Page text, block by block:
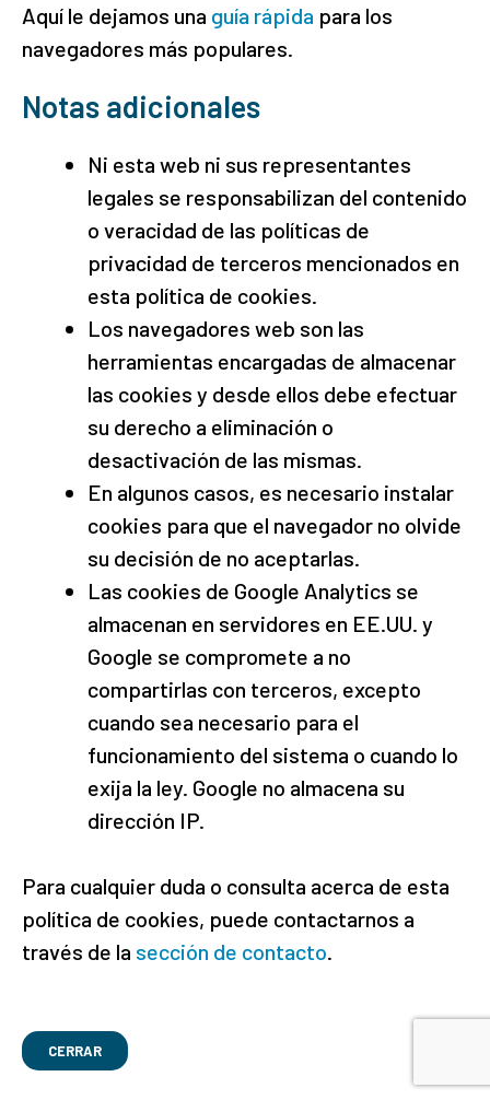
Aquí le dejamos una guía rápida para los
navegadores más populares.
Notas adicionales
Ni esta web ni sus representantes
legales se responsabilizan del contenido
o veracidad de las políticas de
privacidad de terceros mencionados en
esta política de cookies.
Los navegadores web son las
herramientas encargadas de almacenar
las cookies y desde ellos debe efectuar
su derecho a eliminación o
desactivación de las mismas.
En algunos casos, es necesario instalar
cookies para que el navegador no olvide
su decisión de no aceptarlas.
Las cookies de Google Analytics se
almacenan en servidores en EE.UU. y
Google se compromete a no
compartirlas con terceros, excepto
cuando sea necesario para el
funcionamiento del sistema o cuando lo
exija la ley. Google no almacena su
dirección IP.
Para cualquier duda o consulta acerca de esta
política de cookies, puede contactarnos a
través de la sección de contacto.
CERRAR